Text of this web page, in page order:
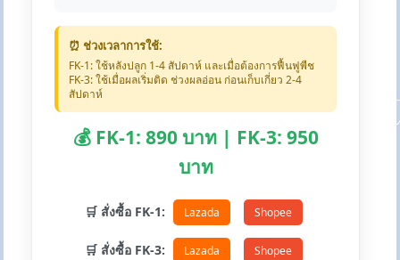
⏰ ช่วงเวลาการใช้:
FK-1: ใช้หลังปลูก 1-4 สัปดาห์ และเมื่อต้องการฟื้นฟูพืช
FK-3: ใช้เมื่อผลเริ่มติด ช่วงผลอ่อน ก่อนเก็บเกี่ยว 2-4
สัปดาห์
💰 FK-1: 890 บาท | FK-3: 950
บาท
🛒 สั่งซื้อ FK-1: Lazada Shopee
🛒 สั่งซื้อ FK-3: Lazada Shopee